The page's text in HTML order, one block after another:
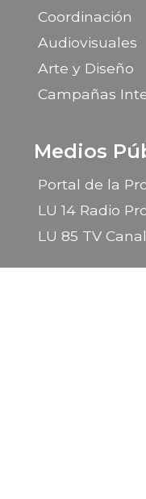
Coordinación
Audiovisuales
Arte y Diseño
Campañas
Medios
Portal de la
LU 14 Radio
LU 85 TV